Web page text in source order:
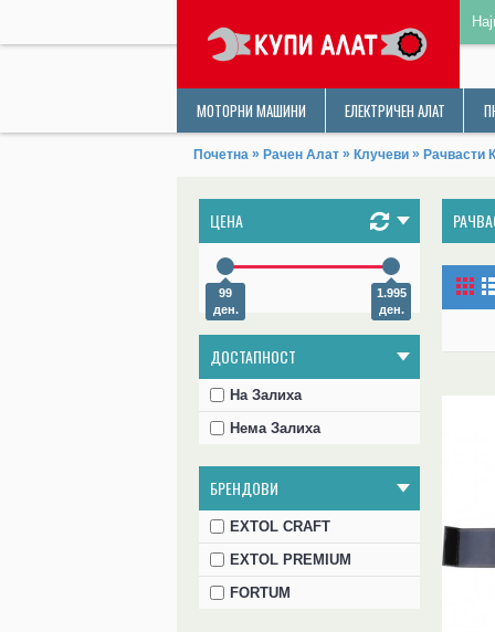
МОТОРНИ МАШИНИ ЕЛЕКТРИЧЕН АЛАТ
Почетна » Рачен Алат » Клучеви » Рачвасти
ЦЕНА
99
ден.
1.995
ден.
ДОСТАПНОСТ
На Залиха
Нема Залиха
БРЕНДОВИ
EXTOL CRAFT
EXTOL PREMIUM
FORTUM